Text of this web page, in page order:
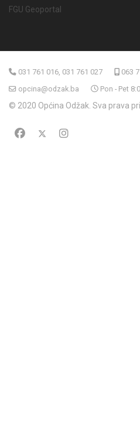
FGU Geoportal
031 761 016, 031 761 027
063
opcina@odzak.ba
Pon - Pet
© 2020 Općina Odžak. Sva prava